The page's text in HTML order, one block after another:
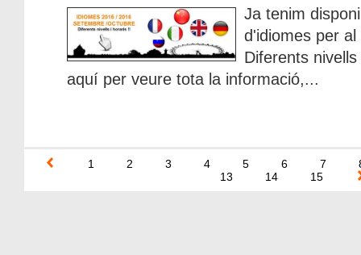
Ja tenim
d'idiomes per
Diferents
aquí per veure tota la informació,...
1 2 3 4 5 6 7
13
14 15